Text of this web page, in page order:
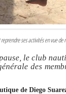
ses activités en vue
le club
des
de Diego